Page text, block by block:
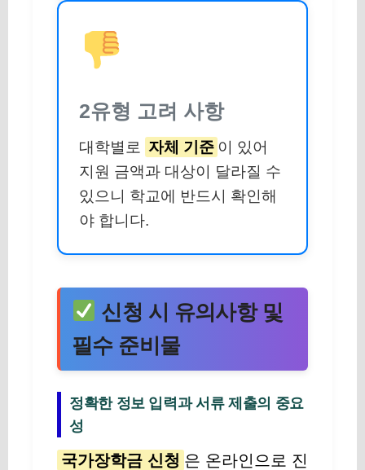
2유형 고려 사항
대학별로 자체 기준 이 있어
지원 금액과 대상이 달라질 수
있으니 학교에 반드시 확인해
야 합니다.
신청 시 유의사항 및
필수 준비물
정확한 정보 입력과 서류 제출의 중요
성
국가장학금 신청 은 온라인으로 진